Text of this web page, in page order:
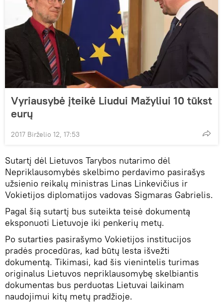
Vyriausybė įteikė Liudui Mažyliui 10 tūkst
eurų
2017 Birželio 12, 17:53
Sutartį dėl Lietuvos Tarybos nutarimo dėl
Nepriklausomybės skelbimo perdavimo pasirašys
užsienio reikalų ministras Linas Linkevičius ir
Vokietijos diplomatijos vadovas Sigmaras Gabrielis.
Pagal šią sutartį bus suteikta teisė dokumentą
eksponuoti Lietuvoje iki penkerių metų.
Po sutarties pasirašymo Vokietijos institucijos
pradės procedūras, kad būtų lesta išvežti
dokumentą. Tikimasi, kad šis vienintelis turimas
originalus Lietuvos nepriklausomybę skelbiantis
dokumentas bus perduotas Lietuvai laikinam
naudojimui kitų metų pradžioje.